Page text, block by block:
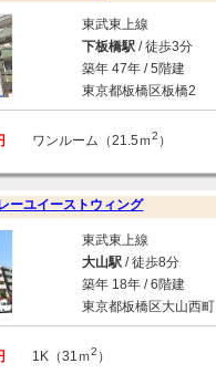
東武東上線
下板橋駅/ 徒歩3分
築年 47年 / 5階建
東京都板橋区板橋2
ワンルーム（21.5ｍ2 ）
ーユイーストウィング
東武東上線
大山駅/ 徒歩8分
築年 18年 / 6階建
東京都板橋区大山西町
1K（31ｍ2 ）